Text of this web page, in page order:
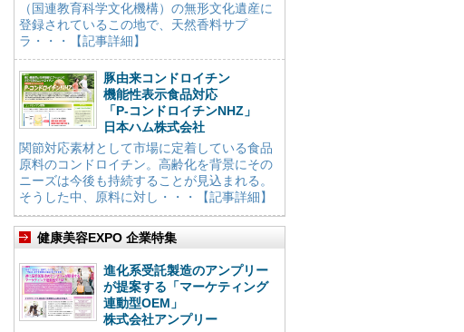
（国連教育科学文化機構）の無形文化遺産に
登録されているこの地で、天然香料サプ
ラ・・・【記事詳細】
豚由来コンドロイチン
機能性表示食品対応
「P-コンドロイチンNHZ」
日本ハム株式会社
関節対応素材として市場に定着している食品
原料のコンドロイチン。高齢化を背景にその
ニーズは今後も持続することが見込まれる。
そうした中、原料に対し・・・【記事詳細】
健康美容EXPO 企業特集
進化系受託製造のアンプリー
が提案する「マーケティング
連動型OEM」
株式会社アンプリー